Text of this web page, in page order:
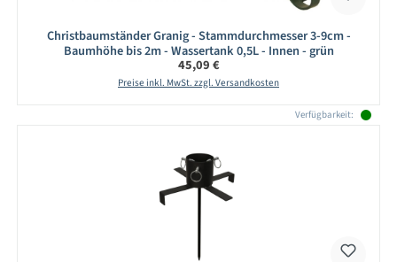
Christbaumständer Granig - Stammdurchmesser 3-9cm -
Baumhöhe bis 2m - Wassertank 0,5L - Innen - grün
Regulärer Preis:
45,09 €
Preise inkl. MwSt. zzgl. Versandkosten
Verfügbarkeit: